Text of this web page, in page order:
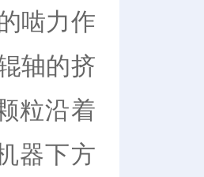
啮力作
轴的挤
粒沿着
器下方